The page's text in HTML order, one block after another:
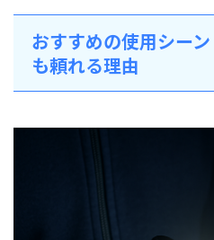
おすすめの使用シー
も頼れる理由